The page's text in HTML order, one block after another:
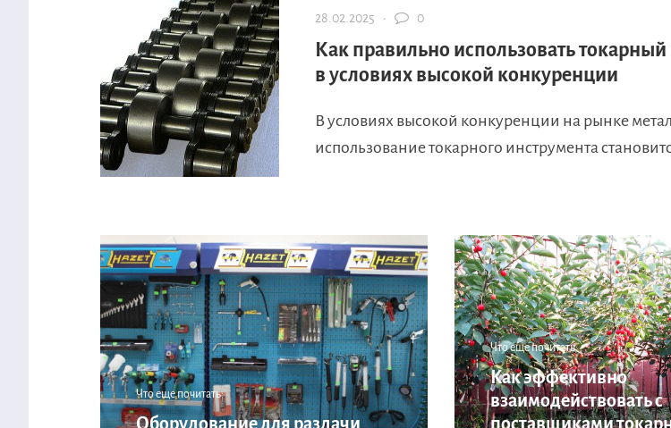
28.02.2025 · 0
Как правильно использовать токарный
в условиях высокой конкуренции
В условиях высокой конкуренции на рынке
использование токарного инструмента
Что еще почитать:
Оборудование для раздачи
Что еще почитать:
Как эффективно
взаимодействовать с
поставщиками